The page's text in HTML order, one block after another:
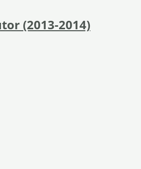
(2013-2014)